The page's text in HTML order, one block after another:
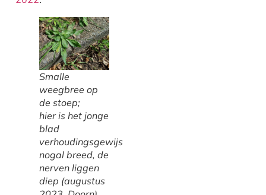
Smalle
weegbree op
de stoep;
hier is het jonge
blad
verhoudingsgewijs
nogal breed, de
nerven liggen
diep (augustus